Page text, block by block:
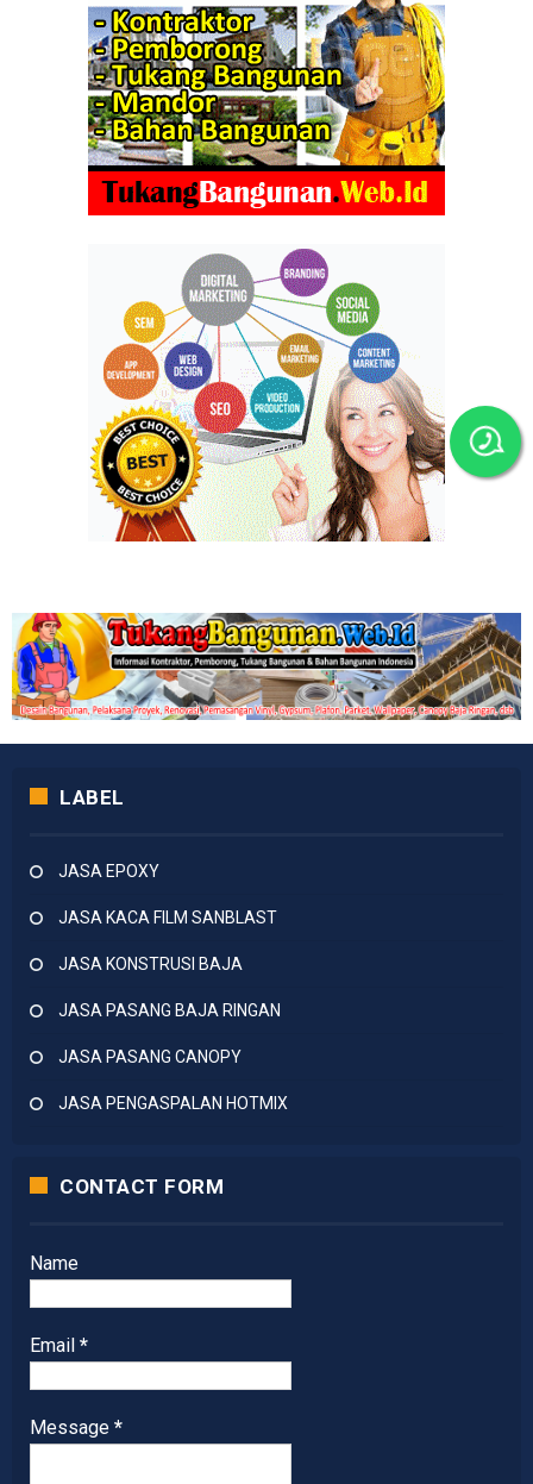
LABEL
JASA EPOXY
JASA KACA FILM SANBLAST
JASA KONSTRUSI BAJA
JASA PASANG BAJA RINGAN
JASA PASANG CANOPY
JASA PENGASPALAN HOTMIX
CONTACT FORM
Name
Email *
Message *